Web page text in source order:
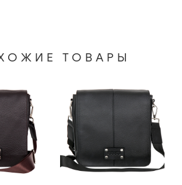
ТОВАРЫ